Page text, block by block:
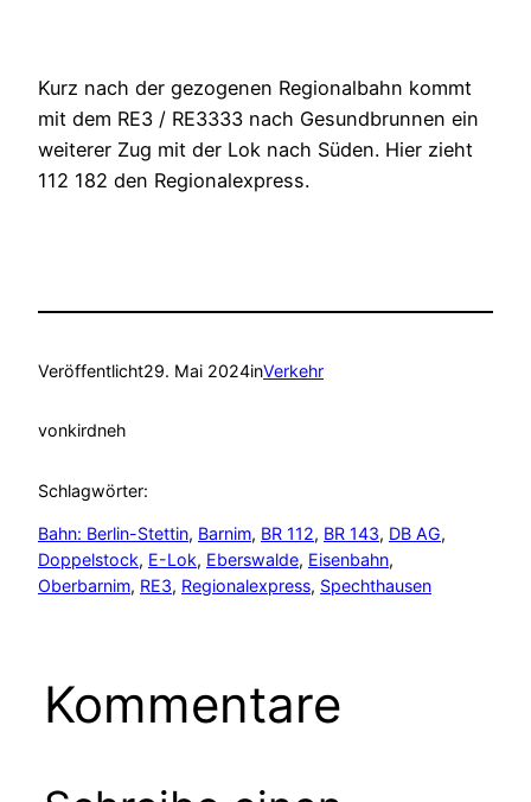
Kurz nach der gezogenen Regionalbahn kommt
mit dem RE3 / RE3333 nach Gesundbrunnen ein
weiterer Zug mit der Lok nach Süden. Hier zieht
112 182 den Regionalexpress.
Veröffentlicht29. Mai 2024inVerkehr
vonkirdneh
Schlagwörter:
Bahn: Berlin-Stettin, Barnim, BR 112, BR 143, DB AG
Doppelstock, E-Lok, Eberswalde, Eisenbahn
Oberbarnim, RE3, Regionalexpress, Spechthausen
Kommentare